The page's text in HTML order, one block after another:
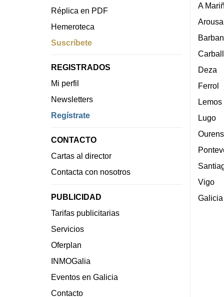
Réplica en PDF
Hemeroteca
Suscríbete
REGISTRADOS
Mi perfil
Newsletters
Regístrate
CONTACTO
Cartas al director
Contacta con nosotros
PUBLICIDAD
Tarifas publicitarias
Servicios
Oferplan
INMOGalia
Eventos en Galicia
Contacto
A
Arousa
Deza
Ferrol
Lemos
Lugo
Vigo